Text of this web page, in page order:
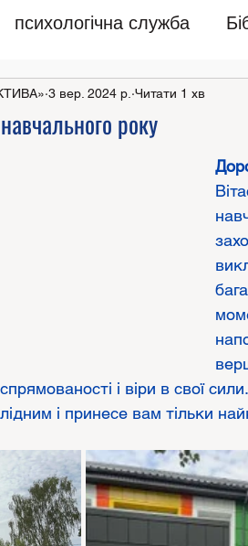
психологічна служба
року
3 вер. 2024 р. Читати 1 хв
і віри в свої сили.
і принесе вам тільки